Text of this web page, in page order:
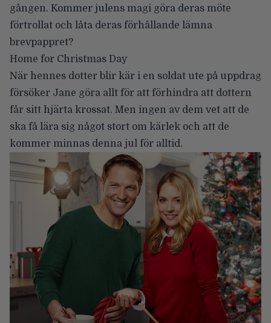
gången. Kommer julens magi göra deras möte
förtrollat och låta deras förhållande lämna
brevpappret?
Home for Christmas Day
När hennes dotter blir kär i en soldat ute på uppdrag
försöker Jane göra allt för att förhindra att dottern
får sitt hjärta krossat. Men ingen av dem vet att de
ska få lära sig något stort om kärlek och att de
kommer minnas denna jul för alltid.